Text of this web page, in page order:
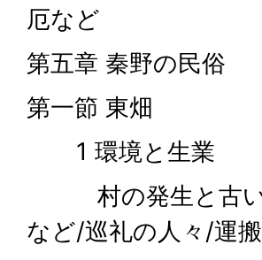
厄など
第五章 秦野の民俗
第一節 東畑
1 環境と生業
村の発生と古い
など/巡礼の人々/運